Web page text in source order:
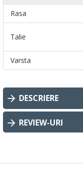
Rasa
Talie
Varsta
DESCRIERE
REVIEW-URI